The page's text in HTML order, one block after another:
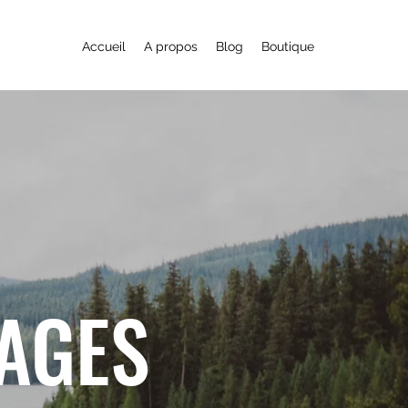
Accueil A propos Blog Boutique